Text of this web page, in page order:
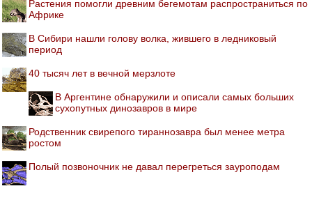
Растения помогли древним бегемотам распространиться по
Африке
В Сибири нашли голову волка, жившего в ледниковый
период
40 тысяч лет в вечной мерзлоте
В Аргентине обнаружили и описали самых больших
сухопутных динозавров в мире
Родственник свирепого тираннозавра был менее метра
ростом
Полый позвоночник не давал перегреться зауроподам